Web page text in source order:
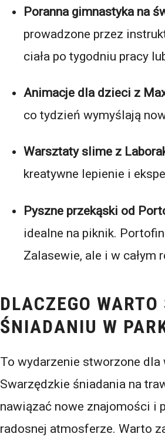
Poranna gimnastyka na
prowadzone przez
ciała po tygodniu pracy
Animacje dla dzieci z
co tydzień wymyślają
Warsztaty slime z
kreatywne lepienie i
Pyszne przekąski od
idealne na piknik.
Zalasewie, ale i w całym
DLACZEGO
ŚNIADANIU W
To wydarzenie stworzone
Swarzędzkie śniadania na
nawiązać nowe znajomości i
radosnej atmosferze. Warto